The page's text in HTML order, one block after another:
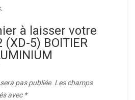
à laisser votre
(XD-5) BOITIER
pas publiée. Les champs
avec *